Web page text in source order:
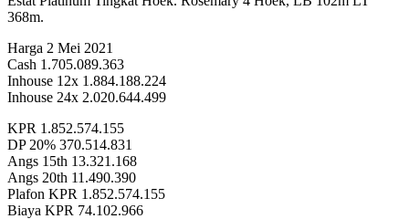
368m.
Harga 2 Mei 2021
Cash 1.705.089.363
Inhouse 12x 1.884.188.224
Inhouse 24x 2.020.644.499
KPR 1.852.574.155
DP 20% 370.514.831
Angs 15th 13.321.168
Angs 20th 11.490.390
Plafon KPR 1.852.574.155
Biaya KPR 74.102.966